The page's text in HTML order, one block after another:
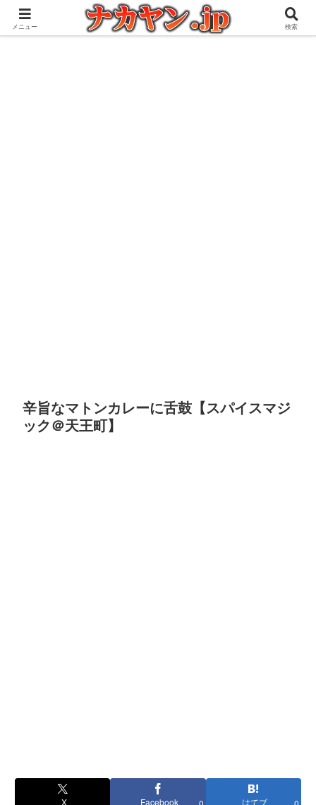
アウトドアとガジェット好きな管理人の愉快な日々を綴るブログ
辛旨なマトンカレーに舌鼓【スパイスマジ
ック＠天王町】
X Facebook はてブ
メニュー 検索